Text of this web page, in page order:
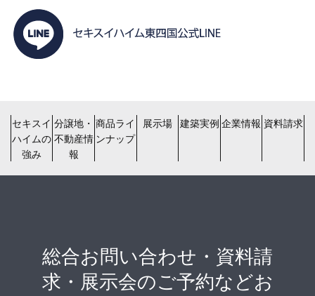
セキスイ
ハイムの
強み
分譲地・
不動産情
報
商品ライ
ンナップ
展示場 建築実例 企業情報 資料請求
総合お問い合わせ・資料請
求・展示会のご予約などお